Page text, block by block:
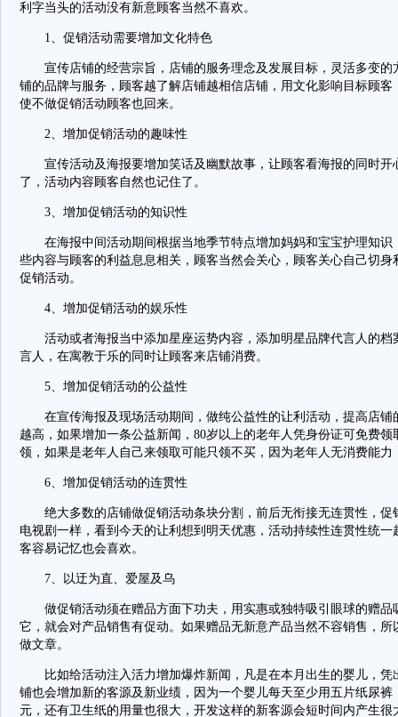
利字当头的活动没有新意顾客当然不喜欢。
1、促销活动需要增加文化特色
宣传店铺的经营宗旨，店铺的服务理念及发展目标，灵活多变的
铺的品牌与服务，顾客越了解店铺越相信店铺，用文化影响目标顾
使不做促销活动顾客也回来。
2、增加促销活动的趣味性
宣传活动及海报要增加笑话及幽默故事，让顾客看海报的同时开
了，活动内容顾客自然也记住了。
3、增加促销活动的知识性
在海报中间活动期间根据当地季节特点增加妈妈和宝宝护理知识
些内容与顾客的利益息息相关，顾客当然会关心，顾客关心自己切
促销活动。
4、增加促销活动的娱乐性
活动或者海报当中添加星座运势内容，添加明星品牌代言人的档
言人，在寓教于乐的同时让顾客来店铺消费。
5、增加促销活动的公益性
在宣传海报及现场活动期间，做纯公益性的让利活动，提高店铺
越高，如果增加一条公益新闻，80岁以上的老年人凭身份证可免费
领，如果是老年人自己来领取可能只领不买，因为老年人无消费能
6、增加促销活动的连贯性
绝大多数的店铺做促销活动条块分割，前后无衔接无连贯性，促
电视剧一样，看到今天的让利想到明天优惠，活动持续性连贯性统
客容易记忆也会喜欢。
7、以迂为直、爱屋及乌
做促销活动须在赠品方面下功夫，用实惠或独特吸引眼球的赠品
它，就会对产品销售有促动。如果赠品无新意产品当然不容销售，
做文章。
比如给活动注入活力增加爆炸新闻，凡是在本月出生的婴儿，凭
铺也会增加新的客源及新业绩，因为一个婴儿每天至少用五片纸尿裤
元，还有卫生纸的用量也很大，开发这样的新客源会短时间内产生很